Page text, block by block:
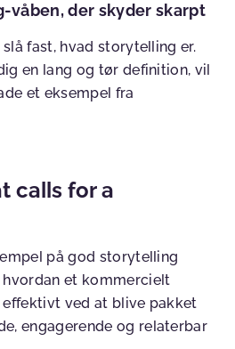
der skyder skarpt
fast, hvad storytelling er.
en lang og tør definition, vil
et eksempel fra
calls for a
på god storytelling
et kommercielt
ved at blive pakket
engagerende og relaterbar